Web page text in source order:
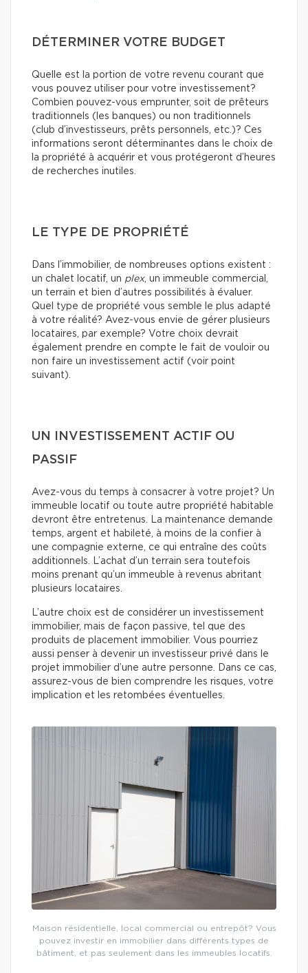
DÉTERMINER VOTRE BUDGET
Quelle est la portion de votre revenu courant que
vous pouvez utiliser pour votre investissement?
Combien pouvez-vous emprunter, soit de prêteurs
traditionnels (les banques) ou non traditionnels
(club d’investisseurs, prêts personnels, etc.)? Ces
informations seront déterminantes dans le choix de
la propriété à acquérir et vous protégeront d’heures
de recherches inutiles.
LE TYPE DE PROPRIÉTÉ
Dans l’immobilier, de nombreuses options existent :
un chalet locatif, un plex, un immeuble commercial,
un terrain et bien d’autres possibilités à évaluer.
Quel type de propriété vous semble le plus adapté
à votre réalité? Avez-vous envie de gérer plusieurs
locataires, par exemple? Votre choix devrait
également prendre en compte le fait de vouloir ou
non faire un investissement actif (voir point
suivant).
UN INVESTISSEMENT ACTIF OU
PASSIF
Avez-vous du temps à consacrer à votre projet? Un
immeuble locatif ou toute autre propriété habitable
devront être entretenus. La maintenance demande
temps, argent et habileté, à moins de la confier à
une compagnie externe, ce qui entraîne des coûts
additionnels. L’achat d’un terrain sera toutefois
moins prenant qu’un immeuble à revenus abritant
plusieurs locataires.
L’autre choix est de considérer un investissement
immobilier, mais de façon passive, tel que des
produits de placement immobilier. Vous pourriez
aussi penser à devenir un investisseur privé dans le
projet immobilier d’une autre personne. Dans ce cas,
assurez-vous de bien comprendre les risques, votre
implication et les retombées éventuelles.
Maison résidentielle, local commercial ou entrepôt? Vous
pouvez investir en immobilier dans différents types de
bâtiment, et pas seulement dans les immeubles locatifs.